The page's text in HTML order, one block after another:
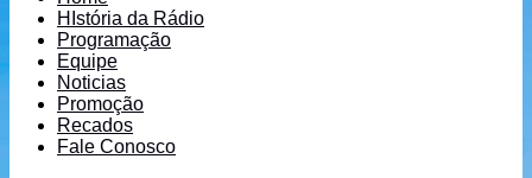
HIstória da Rádio
Programação
Equipe
Noticias
Promoção
Recados
Fale Conosco